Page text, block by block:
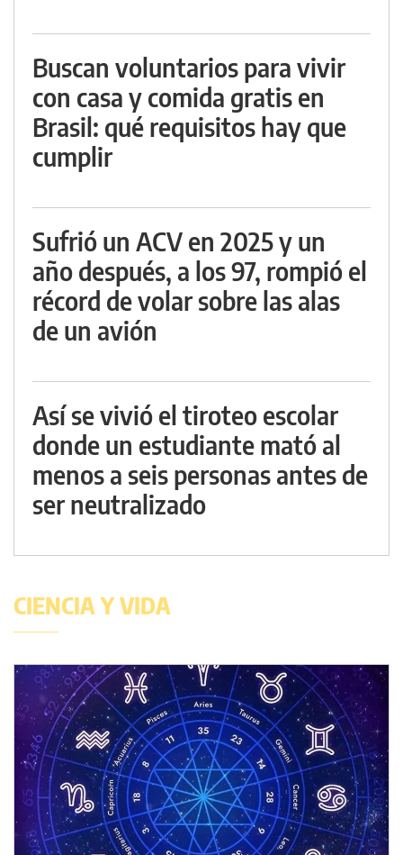
Buscan voluntarios para vivir
con casa y comida gratis en
Brasil: qué requisitos hay que
cumplir
Sufrió un ACV en 2025 y un
año después, a los 97, rompió el
récord de volar sobre las alas
de un avión
Así se vivió el tiroteo escolar
donde un estudiante mató al
menos a seis personas antes de
ser neutralizado
CIENCIA Y VIDA